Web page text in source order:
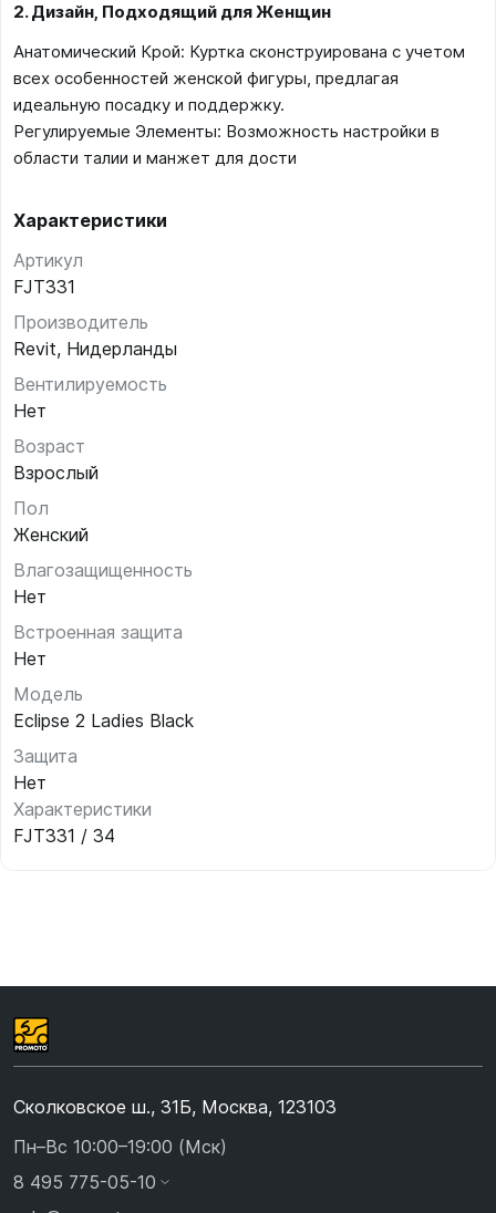
2. Дизайн, Подходящий для Женщин
Анатомический Крой: Куртка сконструирована с учетом
всех особенностей женской фигуры, предлагая
идеальную посадку и поддержку.
Регулируемые Элементы: Возможность настройки в
области талии и манжет для дости
Характеристики
Артикул
FJT331
Производитель
Revit, Нидерланды
Вентилируемость
Нет
Возраст
Взрослый
Пол
Женский
Влагозащищенность
Нет
Встроенная защита
Нет
Модель
Eclipse 2 Ladies Black
Защита
Нет
Характеристики
FJT331 / 34
Сколковское ш., 31Б, Москва, 123103
Пн–Вс 10:00–19:00 (Мск)
8 495 775-05-10